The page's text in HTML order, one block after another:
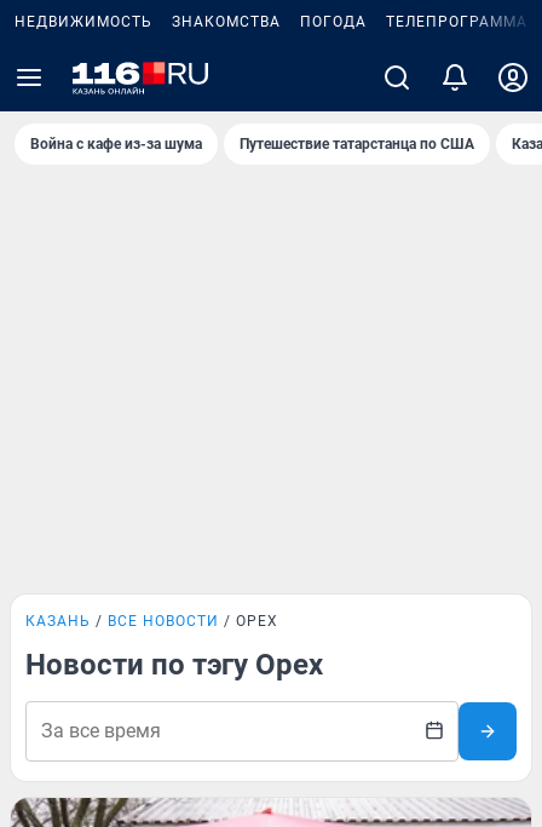
НЕДВИЖИМОСТЬ ЗНАКОМСТВА ПОГОДА ТЕЛЕПРОГРАММА
Война с кафе из-за шума Путешествие татарстанца по США
КАЗАНЬ ВСЕ НОВОСТИ ОРЕХ
Новости по тэгу Орех